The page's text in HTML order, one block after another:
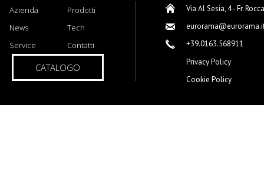
Azienda
Prodotti
News
Tech
Service
Contatti
CATALOGO
Via Al Sesia, 4 - Fr.
+39.0163.568911
Privacy Policy
Cookie Policy